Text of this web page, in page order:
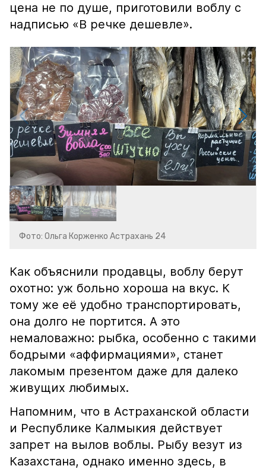
цена не по душе, приготовили воблу с
надписью «В речке дешевле».
Фото: Ольга Корженко Астрахань 24
Как объяснили продавцы, воблу берут
охотно: уж больно хороша на вкус. К
тому же её удобно транспортировать,
она долго не портится. А это
немаловажно: рыбка, особенно с такими
бодрыми «аффирмациями», станет
лакомым презентом даже для далеко
живущих любимых.
Напомним, что в Астраханской области
и Республике Калмыкия действует
запрет на вылов воблы. Рыбу везут из
Казахстана, однако именно здесь, в